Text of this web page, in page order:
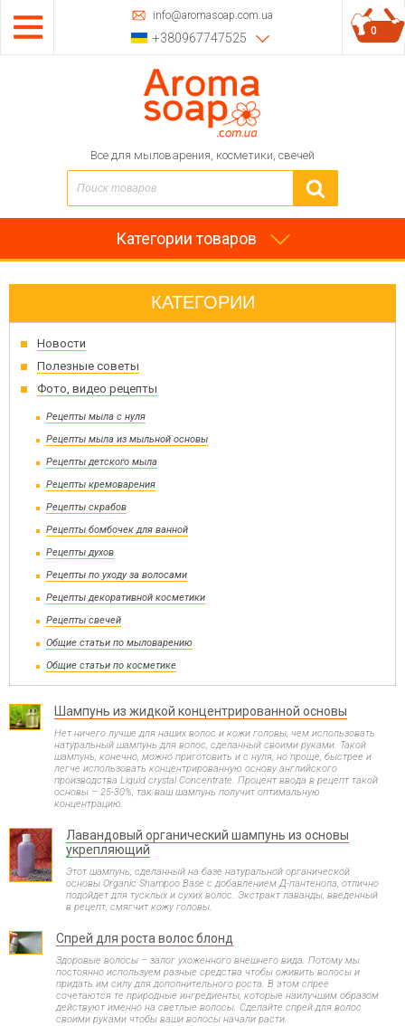
info@aromasoap.com.ua
+380967747525
Все для мыловарения, косметики, свечей
0
Категории товаров
КАТЕГОРИИ
Новости
Полезные советы
Фото, видео рецепты
Рецепты мыла с нуля
Рецепты мыла из мыльной основы
Рецепты детского мыла
Рецепты кремоварения
Рецепты скрабов
Рецепты бомбочек для ванной
Рецепты духов
Рецепты по уходу за волосами
Рецепты декоративной косметики
Рецепты свечей
Общие статьи по мыловарению
Общие статьи по косметике
Шампунь из жидкой концентрированной основы
Нет ничего лучше для наших волос и кожи головы, чем использовать
натуральный шампунь для волос, сделанный своими руками. Такой
шампунь, конечно, можно приготовить и с нуля, но проще, быстрее и
легче использовать концентрированную основу английского
производства Liquid crystal Concentrate. Процент ввода в рецепт такой
основы – 25-30%, так ваш шампунь получит оптимальную
концентрацию.
Лавандовый органический шампунь из основы
укрепляющий
Этот шампунь, сделанный на базе натуральной органической
основы Organic Shampoo Base с добавлением Д-пантенола, отлично
подойдет для тусклых и сухих волос. Экстракт лаванды, введенный
в рецепт, смягчит кожу головы.
Спрей для роста волос блонд
Здоровые волосы – залог ухоженного внешнего вида. Потому мы
постоянно используем разные средства чтобы оживить волосы и
придать им силу для дополнительного роста. В этом спрее
сочетаются те природные ингредиенты, которые наилучшим образом
действуют именно на светлые волосы. Сделайте спрей для волос
своими руками чтобы ваши волосы начали расти.